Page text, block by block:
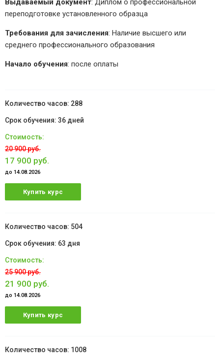
Выдаваемый документ: Диплом о профессиональной
переподготовке установленного образца
Требования для зачисления: Наличие высшего или
среднего профессионального образования
Начало обучения: после оплаты
288
36 дней
20 900 руб.
17 900 руб.
до 14.08.2026
Купить курс
504
63 дня
25 900 руб.
21 900 руб.
до 14.08.2026
Купить курс
1008